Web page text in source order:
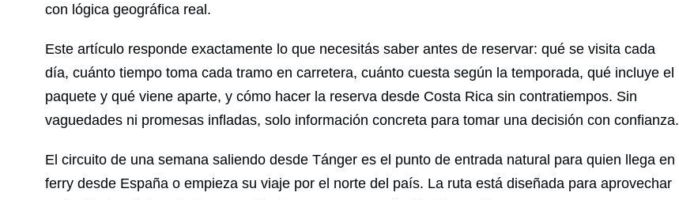
con lógica geográfica real.
Este artículo responde exactamente lo que necesitás saber antes de reservar: qué se visita cada
día, cuánto tiempo toma cada tramo en carretera, cuánto cuesta según la temporada, qué incluye el
paquete y qué viene aparte, y cómo hacer la reserva desde Costa Rica sin contratiempos. Sin
vaguedades ni promesas infladas, solo información concreta para tomar una decisión con confianza.
El circuito de una semana saliendo desde Tánger es el punto de entrada natural para quien llega en
ferry desde España o empieza su viaje por el norte del país. La ruta está diseñada para aprovechar